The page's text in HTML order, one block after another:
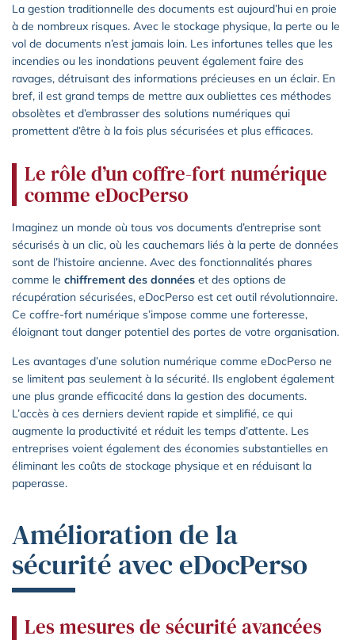
La gestion traditionnelle des documents est aujourd’hui en proie
à de nombreux risques. Avec le stockage physique, la perte ou le
vol de documents n’est jamais loin. Les infortunes telles que les
incendies ou les inondations peuvent également faire des
ravages, détruisant des informations précieuses en un éclair. En
bref, il est grand temps de mettre aux oubliettes ces méthodes
obsolètes et d’embrasser des solutions numériques qui
promettent d’être à la fois plus sécurisées et plus efficaces.
Le rôle d’un coffre-fort numérique
comme eDocPerso
Imaginez un monde où tous vos documents d’entreprise sont
sécurisés à un clic, où les cauchemars liés à la perte de données
sont de l’histoire ancienne. Avec des fonctionnalités phares
comme le chiffrement des données et des options de
récupération sécurisées, eDocPerso est cet outil révolutionnaire.
Ce coffre-fort numérique s’impose comme une forteresse,
éloignant tout danger potentiel des portes de votre organisation.
Les avantages d’une solution numérique comme eDocPerso ne
se limitent pas seulement à la sécurité. Ils englobent également
une plus grande efficacité dans la gestion des documents.
L’accès à ces derniers devient rapide et simplifié, ce qui
augmente la productivité et réduit les temps d’attente. Les
entreprises voient également des économies substantielles en
éliminant les coûts de stockage physique et en réduisant la
paperasse.
Amélioration de la
sécurité avec eDocPerso
Les mesures de sécurité avancées